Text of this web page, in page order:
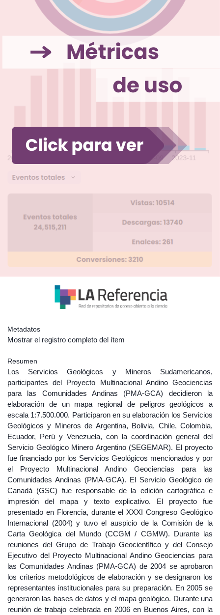
Metadatos
Mostrar el registro completo del ítem
Resumen
Los Servicios Geológicos y Mineros Sudamericanos,
participantes del Proyecto Multinacional Andino Geociencias
para las Comunidades Andinas (PMA-GCA) decidieron la
elaboración de un mapa regional de peligros geológicos a
escala 1:7.500.000. Participaron en su elaboración los Servicios
Geológicos y Mineros de Argentina, Bolivia, Chile, Colombia,
Ecuador, Perú y Venezuela, con la coordinación general del
Servicio Geológico Minero Argentino (SEGEMAR). El proyecto
fue financiado por los Servicios Geológicos mencionados y por
el Proyecto Multinacional Andino Geociencias para las
Comunidades Andinas (PMA-GCA). El Servicio Geológico de
Canadá (GSC) fue responsable de la edición cartográfica e
impresión del mapa y texto explicativo. El proyecto fue
presentado en Florencia, durante el XXXI Congreso Geológico
Internacional (2004) y tuvo el auspicio de la Comisión de la
Carta Geológica del Mundo (CCGM / CGMW). Durante las
reuniones del Grupo de Trabajo Geocientífico y del Consejo
Ejecutivo del Proyecto Multinacional Andino Geociencias para
las Comunidades Andinas (PMA-GCA) de 2004 se aprobaron
los criterios metodológicos de elaboración y se designaron los
representantes institucionales para su preparación. En 2005 se
generaron las bases de datos y el mapa geológico. Durante una
reunión de trabajo celebrada en 2006 en Buenos Aires, con la